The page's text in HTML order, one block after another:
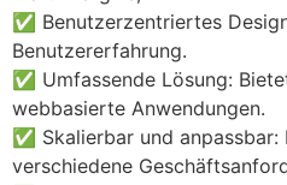
✅ Benutzerzentriertes
Benutzererfahrung.
✅ Umfassende Lösung:
webbasierte Anwendungen.
✅ Skalierbar und anpassbar:
verschiedene